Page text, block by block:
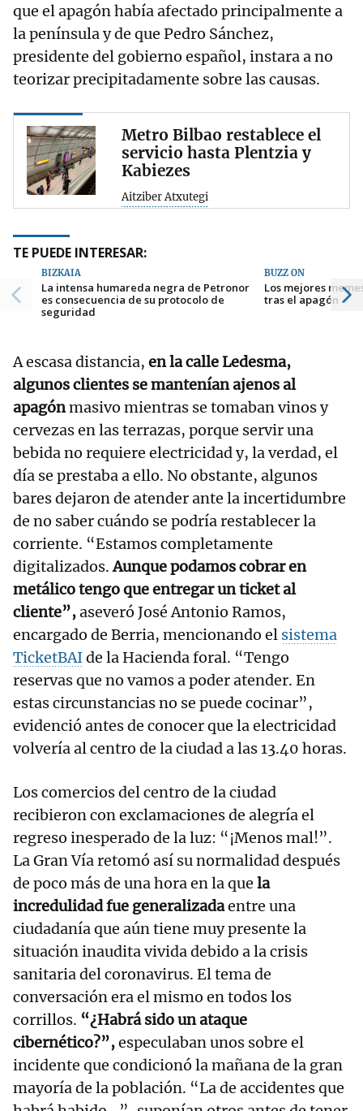
que el apagón había afectado principalmente a
la península y de que Pedro Sánchez,
presidente del gobierno español, instara a no
teorizar precipitadamente sobre las causas.
Metro Bilbao restablece el
servicio hasta Plentzia y
Kabiezes
Aitziber Atxutegi
TE PUEDE INTERESAR:
BIZKAIA
La intensa humareda negra de Petronor
es consecuencia de su protocolo de
seguridad
BUZZ ON
Los mejores
tras el apagón
A escasa distancia, en la calle Ledesma,
algunos clientes se mantenían ajenos al
apagónmasivo mientras se tomaban vinos y
cervezas en las terrazas, porque servir una
bebida no requiere electricidad y, la verdad, el
día se prestaba a ello. No obstante, algunos
bares dejaron de atender ante la incertidumbre
de no saber cuándo se podría restablecer la
corriente. “Estamos completamente
digitalizados.Aunque podamos cobrar en
metálico tengo que entregar un ticket al
cliente”,aseveró José Antonio Ramos,
encargado de Berria, mencionando el sistema
TicketBAIde la Hacienda foral. “Tengo
reservas que no vamos a poder atender. En
estas circunstancias no se puede cocinar”,
evidenció antes de conocer que la electricidad
volvería al centro de la ciudad a las 13.40 horas.
Los comercios del centro de la ciudad
recibieron con exclamaciones de alegría el
regreso inesperado de la luz: “¡Menos mal!”.
La Gran Vía retomó así su normalidad después
de poco más de una hora en la que la
incredulidad fue generalizadaentre una
ciudadanía que aún tiene muy presente la
situación inaudita vivida debido a la crisis
sanitaria del coronavirus. El tema de
conversación era el mismo en todos los
corrillos. “¿Habrá sido un ataque
cibernético?”,especulaban unos sobre el
incidente que condicionó la mañana de la gran
mayoría de la población. “La de accidentes que